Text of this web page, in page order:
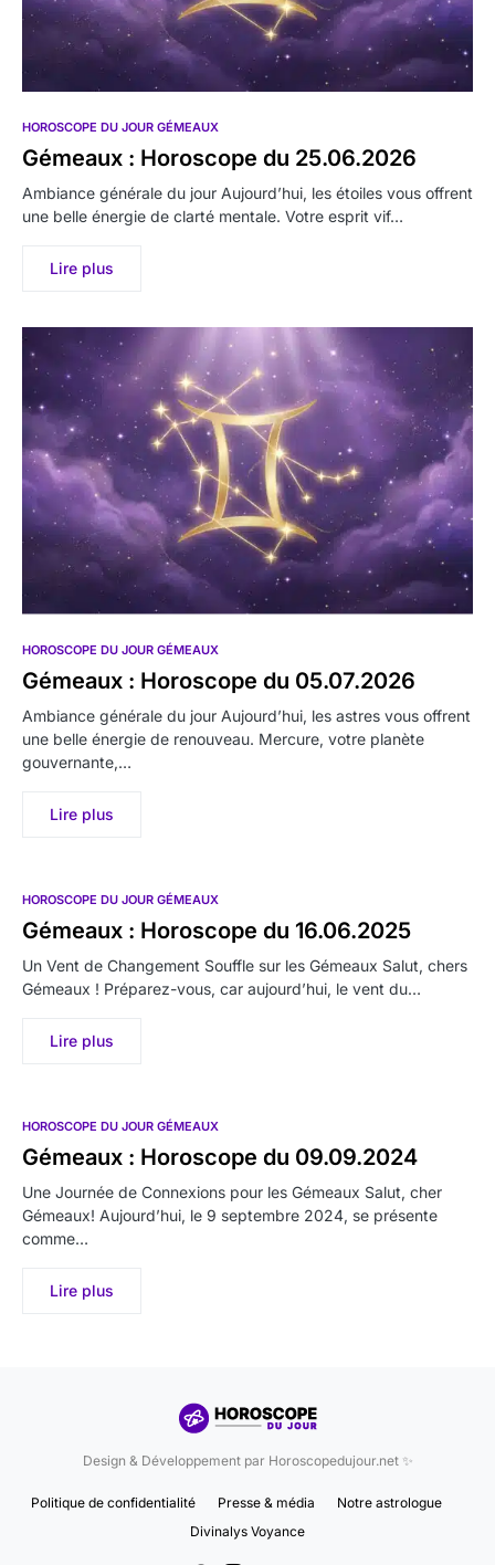
HOROSCOPE DU JOUR GÉMEAUX
Gémeaux : Horoscope du 25.06.2026
Ambiance générale du jour Aujourd’hui, les étoiles vous offrent
une belle énergie de clarté mentale. Votre esprit vif…
Lire plus
HOROSCOPE DU JOUR GÉMEAUX
Gémeaux : Horoscope du 05.07.2026
Ambiance générale du jour Aujourd’hui, les astres vous offrent
une belle énergie de renouveau. Mercure, votre planète
gouvernante,…
Lire plus
HOROSCOPE DU JOUR GÉMEAUX
Gémeaux : Horoscope du 16.06.2025
Un Vent de Changement Souffle sur les Gémeaux Salut, chers
Gémeaux ! Préparez-vous, car aujourd’hui, le vent du…
Lire plus
HOROSCOPE DU JOUR GÉMEAUX
Gémeaux : Horoscope du 09.09.2024
Une Journée de Connexions pour les Gémeaux Salut, cher
Gémeaux! Aujourd’hui, le 9 septembre 2024, se présente
comme…
Lire plus
Design & Développement par Horoscopedujour.net ✨
Politique de confidentialité Presse & média
Notre astrologue
Divinalys Voyance